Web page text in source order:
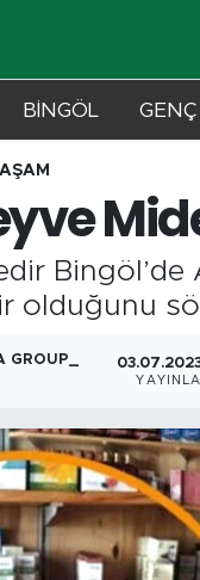
BİNGÖL GENÇ
Bingöl’de
olduğunu
GROUP_
Haritası
ve Fikstür